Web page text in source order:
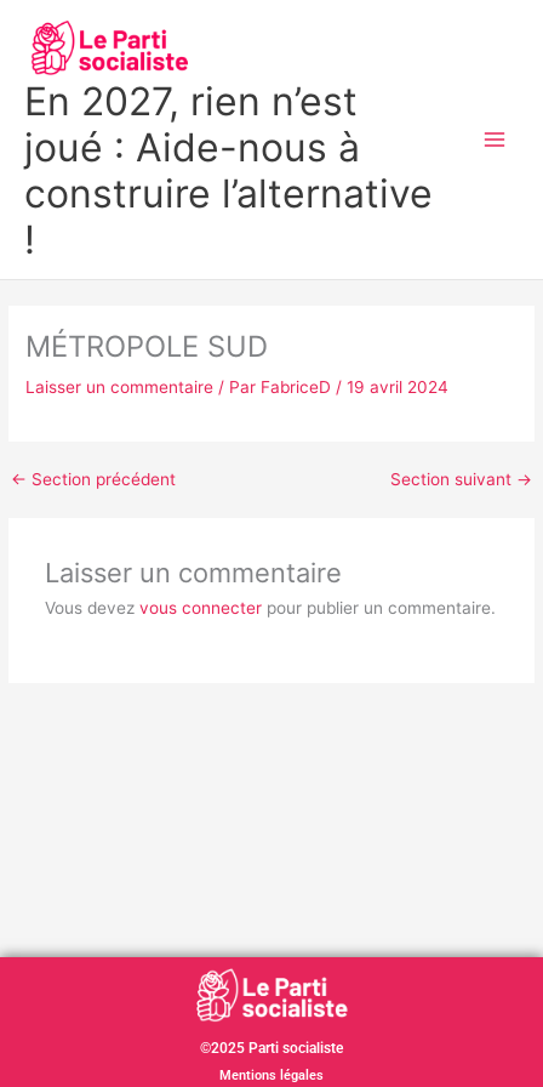
contenu
En 2027, rien n’est
joué : Aide-nous à
construire l’alternative
!
MÉTROPOLE SUD
Laisser un commentaire / Par FabriceD/19 avril 2024
← Section précédent Section suivant →
Laisser un commentaire
Vous devez vous connecterpour publier un commentaire.
©2025 Parti socialiste
Mentions légales